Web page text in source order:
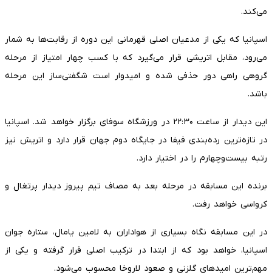
می‌کند.
اسپانیا که یکی از مدعیان اصلی قهرمانی این دوره از رقابت‌ها به شمار
می‌رود، مقابل اتریشی قرار می‌گیرد که با کسب چهار امتیاز از مرحله
گروهی راهی دور حذفی شده و امیدوار است شگفتی‌ساز این مرحله
باشد.
این دیدار از ساعت ۲۲:۳۰ در ورزشگاه سوفای برگزار خواهد شد. اسپانیا
در تازه‌ترین رده‌بندی فیفا در جایگاه دوم جهان قرار دارد و اتریش نیز
رتبه بیست‌وچهارم را در اختیار دارد.
برنده این مسابقه در مرحله بعد به مصاف تیم پیروز دیدار پرتغال و
کرواسی خواهد رفت.
در این مسابقه نگاه بسیاری از هواداران به لامین یامال، ستاره جوان
اسپانیا، خواهد بود که از ابتدا در ترکیب اصلی قرار گرفته و یکی از
مهم‌ترین امیدهای گلزنی و صعود لاروخا محسوب می‌شود.